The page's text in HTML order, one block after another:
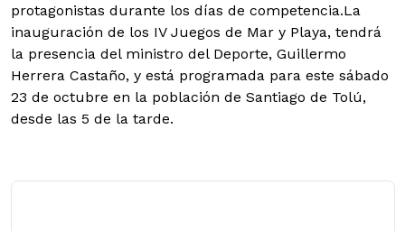
protagonistas durante los días de competencia.La
inauguración de los IV Juegos de Mar y Playa, tendrá
la presencia del ministro del Deporte, Guillermo
Herrera Castaño, y está programada para este sábado
23 de octubre en la población de Santiago de Tolú,
desde las 5 de la tarde.